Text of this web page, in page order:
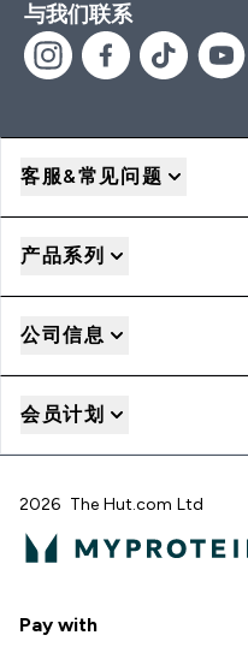
与我们联系
客服&常见问题
产品系列
公司信息
会员计划
2026 The Hut.com Ltd
Pay with